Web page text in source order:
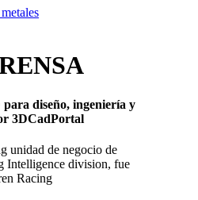
diseño, ingeniería y
3DCadPortal